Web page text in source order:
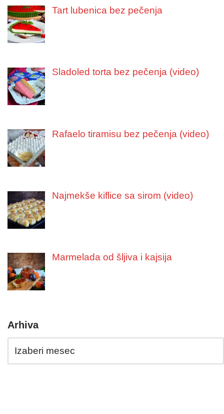
Tart lubenica bez pečenja
Sladoled torta bez pečenja (video)
Rafaelo tiramisu bez pečenja (video)
Najmekše kiflice sa sirom (video)
Marmelada od šljiva i kajsija
Arhiva